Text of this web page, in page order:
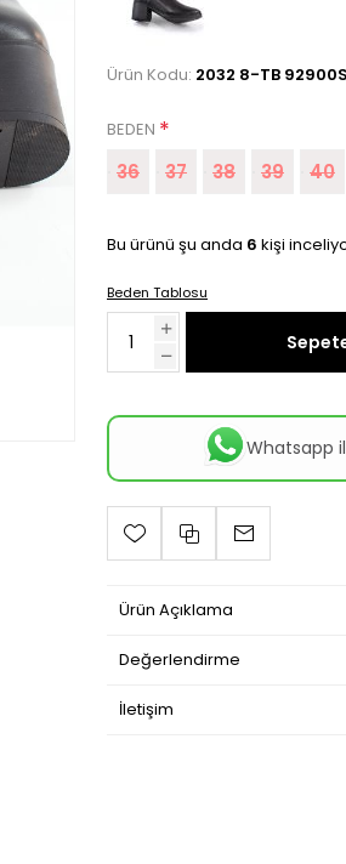
Ürün Kodu: 2032 8-TB
BEDEN *
36 37 38 39 40
Bu ürünü şu anda 6 kişi
Beden Tablosu
Whatsapp
Ürün Açıklama
Değerlendirme
İletişim